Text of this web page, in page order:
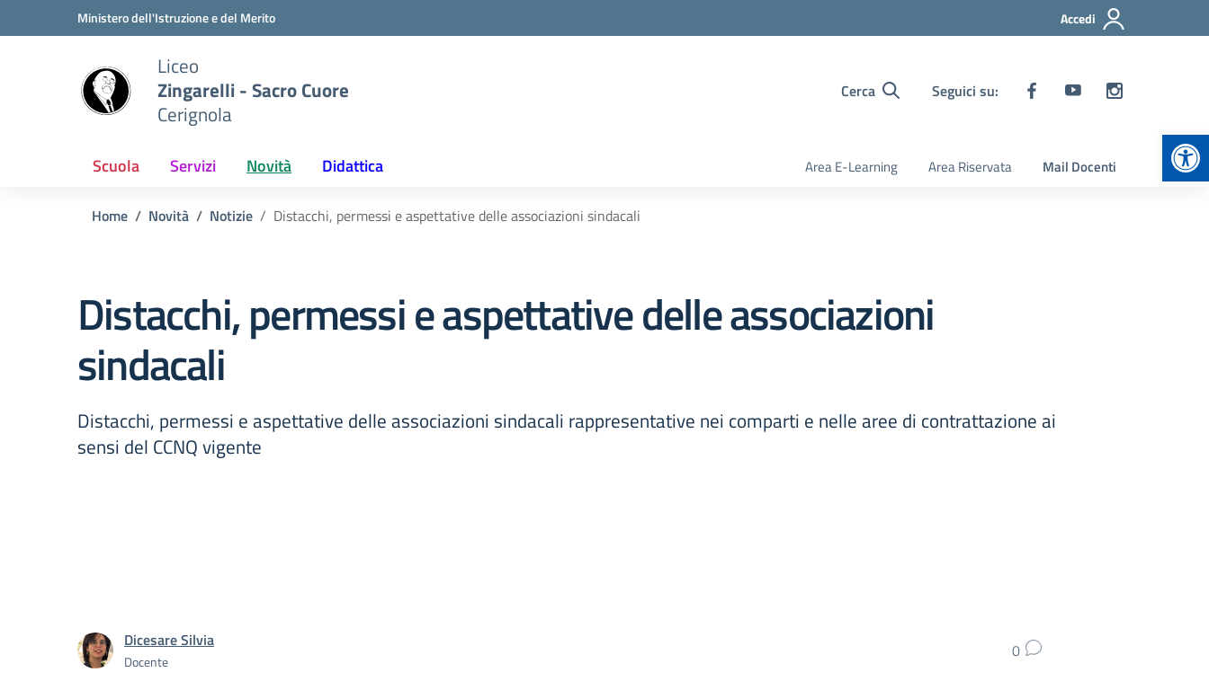
Vai ai contenuti
Vai al menu di navigazioneMinistero dell'Istruzione e del Merito Accedi
Liceo
Zingarelli - Sacro Cuore
Cerignola
Cerca Seguici su:
Scuola Servizi Novità Didattica Area E-Learning Area Riservata Mail Docenti
Home Novità Notizie Distacchi, permessi e aspettative delle associazioni sindacali
Distacchi, permessi e aspettative delle associazioni
sindacali
Distacchi, permessi e aspettative delle associazioni sindacali rappresentative nei comparti e nelle aree di contrattazione ai
sensi del CCNQ vigente
Dicesare Silvia
Docente 0